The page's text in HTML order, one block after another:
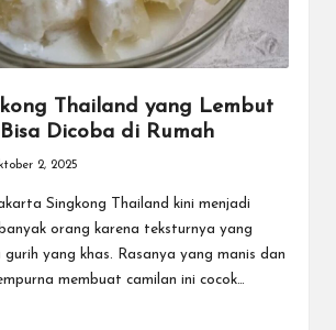
Thailand yang Lembut
Dicoba di Rumah
2, 2025
Singkong Thailand kini menjadi
orang karena teksturnya yang
gurih yang khas. Rasanya yang manis dan
membuat camilan ini cocok…